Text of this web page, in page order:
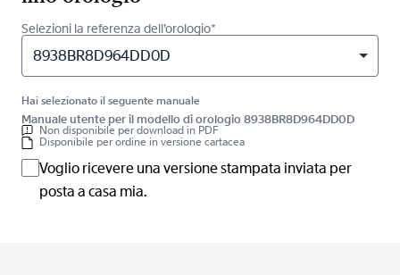
Selezioni la referenza dell’orologio*
8938BR8D964DD0D
Hai selezionato il seguente manuale
Manuale utente per il modello di orologio 8938BR8D964DD0D
Non disponibile per download in PDF
Disponibile per ordine in versione cartacea
Voglio ricevere una versione stampata inviata per
posta a casa mia.